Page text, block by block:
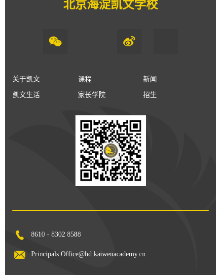
北京海淀凯文学校
关于凯文 课程 新闻
凯文生活 家长学院 招生
8610 - 8302 8588
Principals.Office@hd.kaiwenacademy.cn